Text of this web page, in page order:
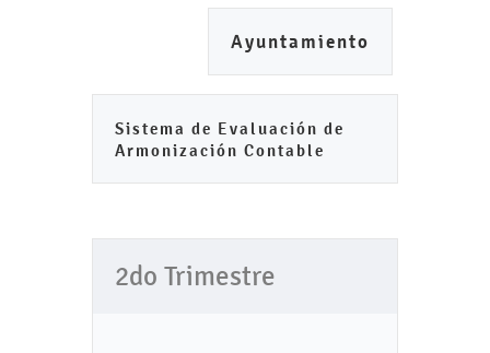
Ayuntamiento
Sistema de Evaluación de
Armonización Contable
2do Trimestre